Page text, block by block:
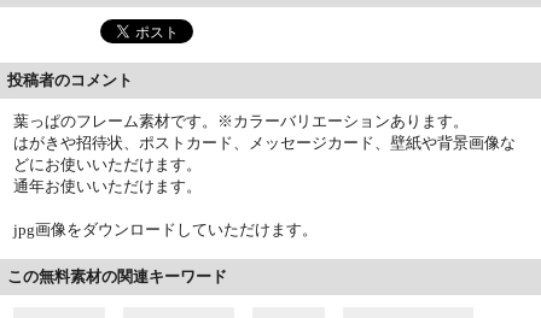
投稿者のコメント
葉っぱのフレーム素材です。※カラーバリエーションあります。
はがきや招待状、ポストカード、メッセージカード、壁紙や背景画像な
どにお使いいただけます。
通年お使いいただけます。
jpg画像をダウンロードしていただけます。
この無料素材の関連キーワード